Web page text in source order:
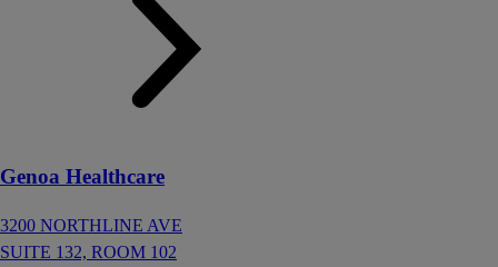
Genoa Healthcare
3200 NORTHLINE AVE
SUITE 132, ROOM 102